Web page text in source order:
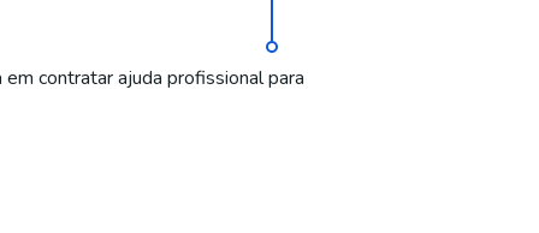
contratar ajuda profissional para